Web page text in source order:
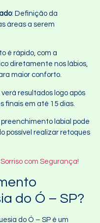
: Definição da
áreas a serem
é rápido, com a
diretamente nos lábios,
maior conforto.
verá resultados logo após
finais em até 15 dias.
labial pode
possível realizar retoques
com Segurança!
do Ó – SP?
do Ó – SP é um